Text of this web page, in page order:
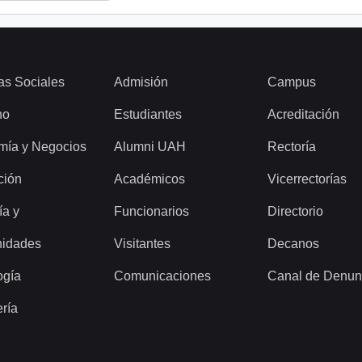
Sociales
y Negocios
y
Admisión
Estudiantes
Alumni UAH
Académicos
Funcionarios
Visitantes
Comunicaciones
Campus
Acreditación
Rectoría
Vicerrectorías
Directorio
Decanos
Canal de